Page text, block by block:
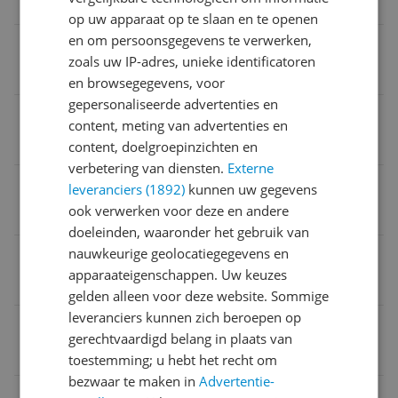
Type apparaat
Stofzuiger zonder zak
Reinigt ondergronden
Inclusief kruimelzuiger
Geluidsniveau
4897098689585
Bijgeleverde accessoires en toebehoren
op uw apparaat op te slaan en te openen
en om persoonsgegevens te verwerken,
zoals uw IP-adres, unieke identificatoren
en browsegegevens, voor
gepersonaliseerde advertenties en
content, meting van advertenties en
content, doelgroepinzichten en
verbetering van diensten. Externe
leveranciers (1892) kunnen uw gegevens
ook verwerken voor deze en andere
doeleinden, waaronder het gebruik van
nauwkeurige geolocatiegegevens en
apparaateigenschappen. Uw keuzes
gelden alleen voor deze website. Sommige
leveranciers kunnen zich beroepen op
gerechtvaardigd belang in plaats van
toestemming; u hebt het recht om
bezwaar te maken inAdvertentie-